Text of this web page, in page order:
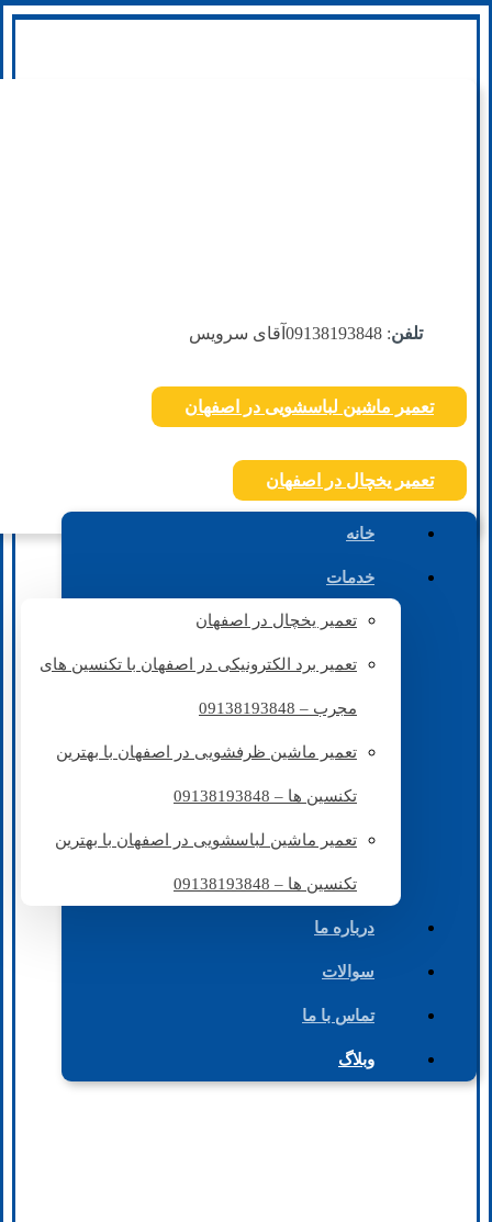
تلفن: 09138193848 آقای سرویس
تعمیر ماشین لباسشویی در اصفهان
تعمیر یخچال در اصفهان
خانه
خدمات
تعمیر یخچال در اصفهان
تعمیر برد الکترونیکی در اصفهان با تکنسین های
مجرب – 09138193848
تعمیر ماشین ظرفشویی در اصفهان با بهترین
تکنسین ها – 09138193848
تعمیر ماشین لباسشویی در اصفهان با بهترین
تکنسین ها – 09138193848
درباره ما
سوالات
تماس با ما
وبلاگ